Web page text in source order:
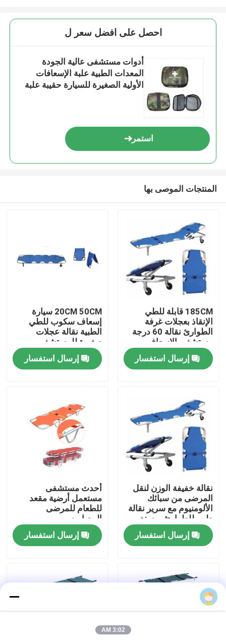
المنزل
فيديوهات
حولنا
مراقبة الجودة
اتصل بنا
القضايا
احصل على افضل سعر ل
أدوات مستشفى عالية الجودة
المعدات الطبية علبة الإسعافات
الأولية الصغيرة للسيارة حقيبة علبة
استمر
المنتجات الموصى بها
185CM قابلة للطي
الإنقاذ بعجلات غرفة
الطوارئ نقالة 60 درجة
مستشفى الإسعاف
إرسال استفسار
20CM 50CM سيارة
إسعاف سكوب للطي
الطبية نقالة عجلات
صغيرة للمستشفى
إرسال استفسار
نقالة خفيفة الوزن لنقل
المرضى من سبائك
الألومنيوم مع سرير نقالة
طبي للطوارئ بمسند
الظهر
إرسال استفسار
أحدث مستشفى
مستعمل أرضية مقعد
للطعام للمرضى
المصابين
إرسال استفسار
3:02 AM